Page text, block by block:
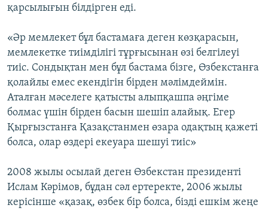
қарсылығын білдірген еді.
«Әр мемлекет бұл бастамаға деген көзқарасын,
мемлекетке тиімділігі тұрғысынан өзі белгілеуі
тиіс. Сондықтан мен бұл бастама бізге, Өзбекстанға
қолайлы емес екендігін бірден мәлімдеймін.
Аталған мәселеге қатысты алыпқашпа әңгіме
болмас үшін бірден басын шешіп алайық. Егер
Қырғызстанға Қазақстанмен өзара одақтың қажеті
болса, олар өздері екеуара шешуі тиіс»
2008 жылы осылай деген Өзбекстан президенті
Ислам Кәрімов, бұдан сәл ертеректе, 2006 жылы
керісінше «қазақ, өзбек бір болса, бізді ешкім жеңе